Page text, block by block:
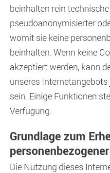
beinhalten rein
pseudoanonymisierter
womit sie keine
beinhalten. Wenn keine
akzeptiert werden, kann
unseres
sein. Einige Funktionen
Verfügung.
Grundlage zum
Die Nutzung dieses